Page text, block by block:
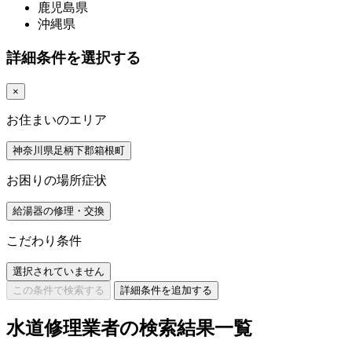
鹿児島県
沖縄県
詳細条件を選択する
×
お住まいのエリア
神奈川県足柄下郡箱根町
お困りの場所症状
給湯器の修理・交換
こだわり条件
選択されていません
この条件で検索する
詳細条件を追加する
水道修理業者の検索結果一覧